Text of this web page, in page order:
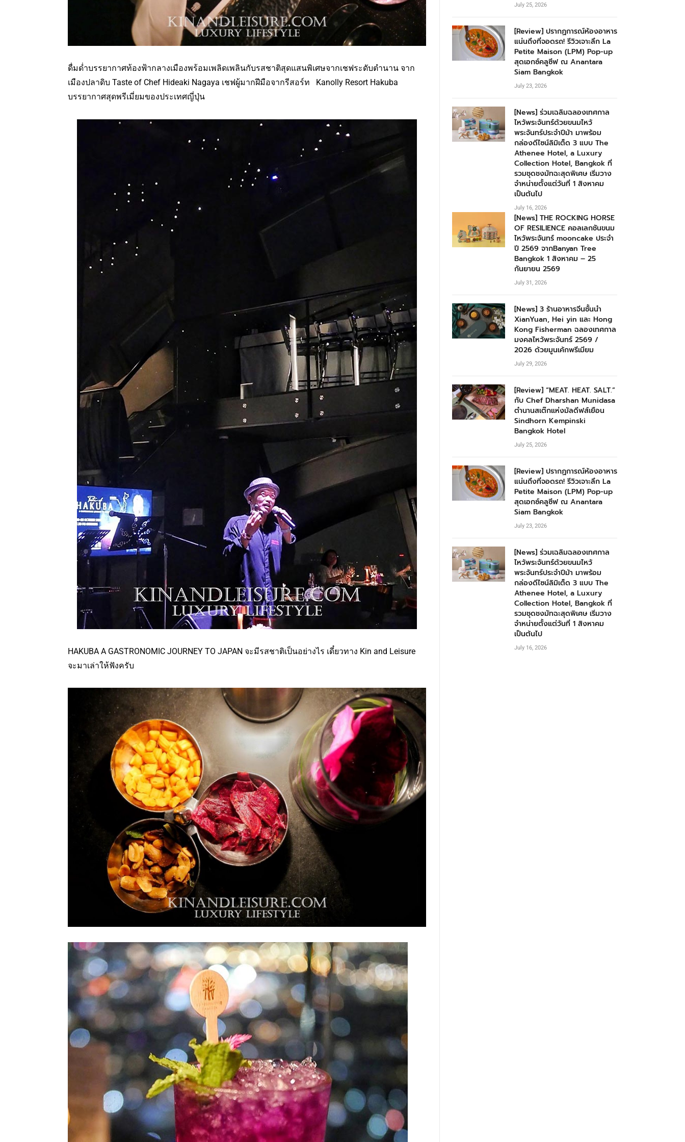
ดื่มด่ำบรรยากาศท้องฟ้ากลางเมืองพร้อมเพลิดเพลินกับรสชาติสุดแสนพิเศษจากเชฟระดับตำนาน จาก
เมืองปลาดิบ Taste of Chef Hideaki Nagaya เชฟผู้มากฝีมือจากรีสอร์ท Kanolly Resort Hakuba
บรรยากาศสุดพรีเมี่ยมของประเทศญี่ปุ่น
HAKUBA A GASTRONOMIC JOURNEY TO JAPAN จะมีรสชาติเป็นอย่างไร เดี๋ยวทาง Kin and Leisure
จะมาเล่าให้ฟังครับ
July 25, 2026
[Review] ปรากฏการณ์ห้องอาหาร
แน่นถึงที่จอดรถ! รีวิวเจาะลึก La
Petite Maison (LPM) Pop-up
สุดเอกซ์คลูซีฟ ณ Anantara
Siam Bangkok
July 23, 2026
[News] ร่วมเฉลิมฉลองเทศกาล
ไหว้พระจันทร์ด้วยขนมไหว้
พระจันทร์ประจำปีม้า มาพร้อม
กล่องดีไซน์ลิมิเต็ด 3 แบบ The
Athenee Hotel, a Luxury
Collection Hotel, Bangkok ที่
รวมชุดชงมัทฉะสุดพิเศษ เริ่มวาง
จำหน่ายตั้งแต่วันที่ 1 สิงหาคม
เป็นต้นไป
July 16, 2026
[News] THE ROCKING HORSE
OF RESILIENCE คอลเลกชันขนม
ไหว้พระจันทร์ mooncake ประจำ
ปี 2569 จากBanyan Tree
Bangkok 1 สิงหาคม – 25
กันยายน 2569
July 31, 2026
[News] 3 ร้านอาหารจีนชั้นนำ
XianYuan, Hei yin และ Hong
Kong Fisherman ฉลองเทศกาล
มงคลไหว้พระจันทร์ 2569 /
2026 ด้วยมูนเค้กพรีเมียม
July 29, 2026
[Review] “MEAT. HEAT. SALT.”
กับ Chef Dharshan Munidasa
ตำนานสเต๊กแห่งมัลดีฟส์เยือน
Sindhorn Kempinski
Bangkok Hotel
July 25, 2026
[Review] ปรากฏการณ์ห้องอาหาร
แน่นถึงที่จอดรถ! รีวิวเจาะลึก La
Petite Maison (LPM) Pop-up
สุดเอกซ์คลูซีฟ ณ Anantara
Siam Bangkok
July 23, 2026
[News] ร่วมเฉลิมฉลองเทศกาล
ไหว้พระจันทร์ด้วยขนมไหว้
พระจันทร์ประจำปีม้า มาพร้อม
กล่องดีไซน์ลิมิเต็ด 3 แบบ The
Athenee Hotel, a Luxury
Collection Hotel, Bangkok ที่
รวมชุดชงมัทฉะสุดพิเศษ เริ่มวาง
จำหน่ายตั้งแต่วันที่ 1 สิงหาคม
เป็นต้นไป
July 16, 2026